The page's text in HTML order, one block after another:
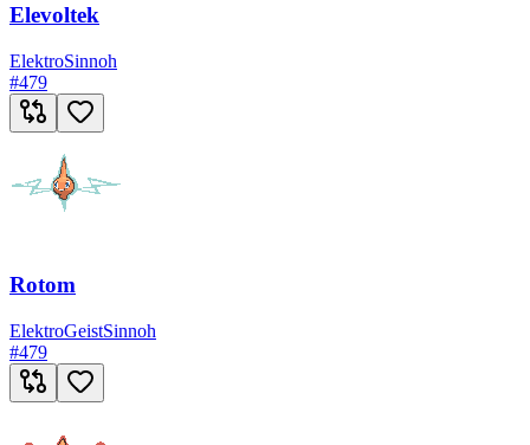
Elevoltek
ElektroSinnoh
#479
Rotom
ElektroGeistSinnoh
#479